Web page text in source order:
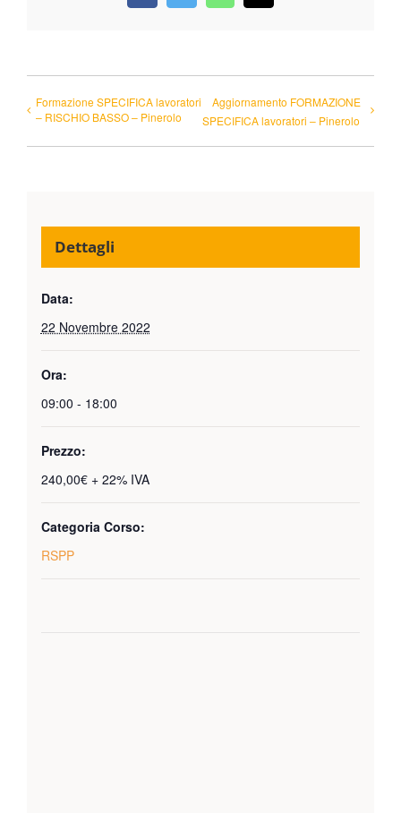
Formazione SPECIFICA lavoratori
– RISCHIO BASSO – Pinerolo
Aggiornamento FORMAZIONE
SPECIFICA lavoratori – Pinerolo
Dettagli
Data:
22 Novembre 2022
Ora:
09:00 - 18:00
Prezzo:
240,00€ + 22% IVA
Categoria Corso:
RSPP